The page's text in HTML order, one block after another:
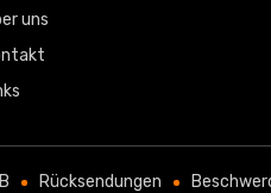
uns
Rücksendungen